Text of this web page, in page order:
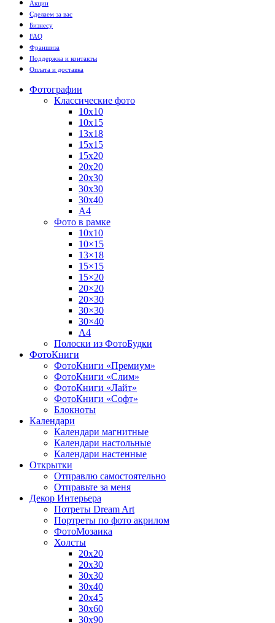
Акции
Сделаем за вас
Бизнесу
FAQ
Франшиза
Поддержка и контакты
Оплата и доставка
Фотографии
Классические фото
10х10
10х15
13х18
15х15
15х20
20х20
20х30
30х30
30х40
А4
Фото в рамке
10х10
10×15
13×18
15×15
15×20
20×20
20×30
30×30
30×40
A4
Полоски из ФотоБудки
ФотоКниги
ФотоКниги «Премиум»
ФотоКниги «Слим»
ФотоКниги «Лайт»
ФотоКниги «Софт»
Блокноты
Календари
Календари магнитные
Календари настольные
Календари настенные
Открытки
Отправлю самостоятельно
Отправьте за меня
Декор Интерьера
Потреты Dream Art
Портреты по фото акрилом
ФотоМозаика
Холсты
20х20
20х30
30х30
30х40
20х45
30х60
30х90